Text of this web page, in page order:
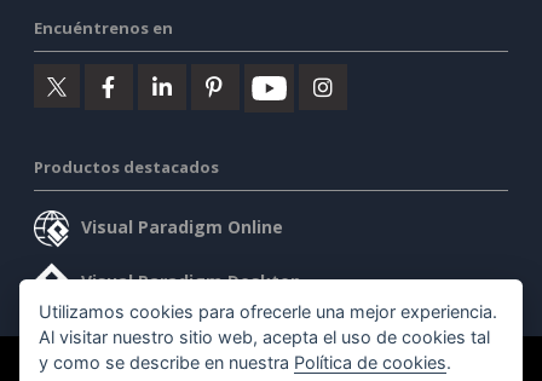
Encuéntrenos en
Productos destacados
Visual Paradigm Online
Visual Paradigm Desktop
©2026 by Visual Paradigm. Todos los derechos reservados.
Utilizamos cookies para ofrecerle una mejor experiencia.
Al visitar nuestro sitio web, acepta el uso de cookies tal
y como se describe en nuestra Política de cookies.